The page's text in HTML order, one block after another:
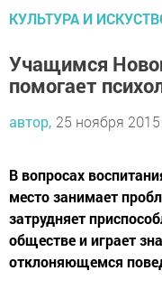
КУЛЬТУРА И
Учащимся
помогает
автор, 25 ноября
В вопросах
место занимает
затрудняет
обществе и играет
отклоняющемся